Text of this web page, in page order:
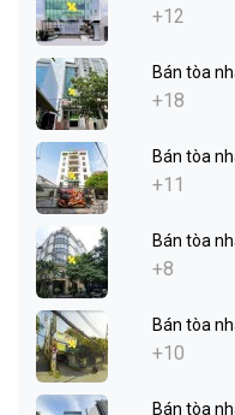
+12
Bán tòa
+18
Bán tòa
+11
Bán tòa
+8
Bán tòa
+10
Bán tòa